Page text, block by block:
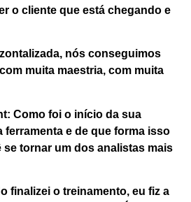
o cliente que está chegando e
nós conseguimos
muita maestria, com muita
Como foi o início da sua
ferramenta e de que forma isso
tornar um dos analistas mais
finalizei o treinamento, eu fiz a